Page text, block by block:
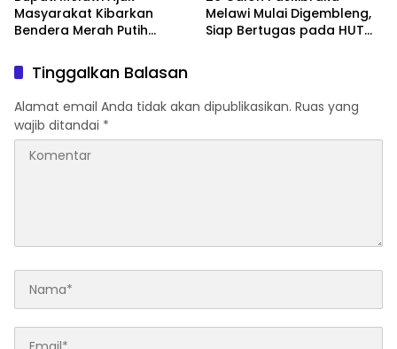
Masyarakat Kibarkan
Bendera Merah Putih
Melawi Mulai Digembleng,
Siap Bertugas pada HUT
Tinggalkan Balasan
Alamat email Anda tidak akan dipublikasikan. Ruas yang
wajib ditandai *